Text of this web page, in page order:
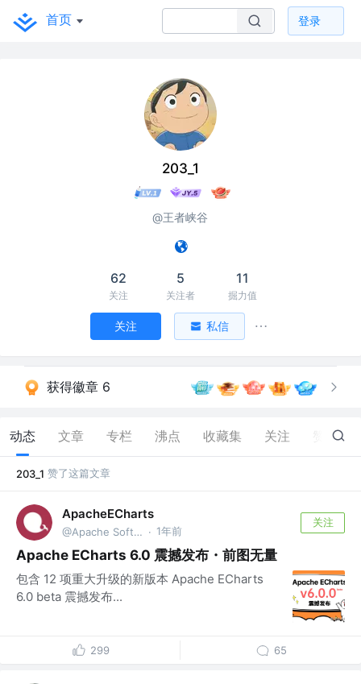
首页 登录
203_1
@王者峡谷
62
关注
5
关注者
11
掘力值
关注 私信
获得徽章 6
动态 文章 专栏 沸点 收藏集 关注 105
203_1 赞了这篇文章
ApacheECharts
@Apache Software Foundation · 1年前
关注
Apache ECharts 6.0 震撼发布・前图无量
包含 12 项重大升级的新版本 Apache ECharts
6.0 beta 震撼发布...
299 65